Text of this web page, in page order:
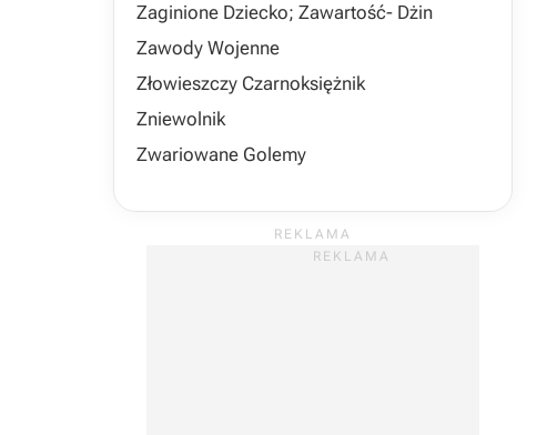
Zaginione Dziecko; Zawartość- Dżin
Zawody Wojenne
Złowieszczy Czarnoksiężnik
Zniewolnik
Zwariowane Golemy